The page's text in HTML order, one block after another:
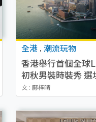
全港 . 潮流玩物
香港舉行首個全
初秋男裝時裝秀
道向影視巨星致敬
文 : 鄺梓晴